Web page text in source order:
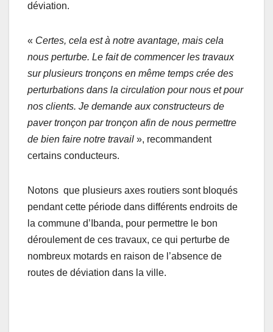
déviation.
« Certes, cela est à notre avantage, mais cela
nous perturbe. Le fait de commencer les travaux
sur plusieurs tronçons en même temps crée des
perturbations dans la circulation pour nous et pour
nos clients. Je demande aux constructeurs de
paver tronçon par tronçon afin de nous permettre
de bien faire notre travail », recommandent
certains conducteurs.
Notons que plusieurs axes routiers sont bloqués
pendant cette période dans différents endroits de
la commune d’Ibanda, pour permettre le bon
déroulement de ces travaux, ce qui perturbe de
nombreux motards en raison de l’absence de
routes de déviation dans la ville.